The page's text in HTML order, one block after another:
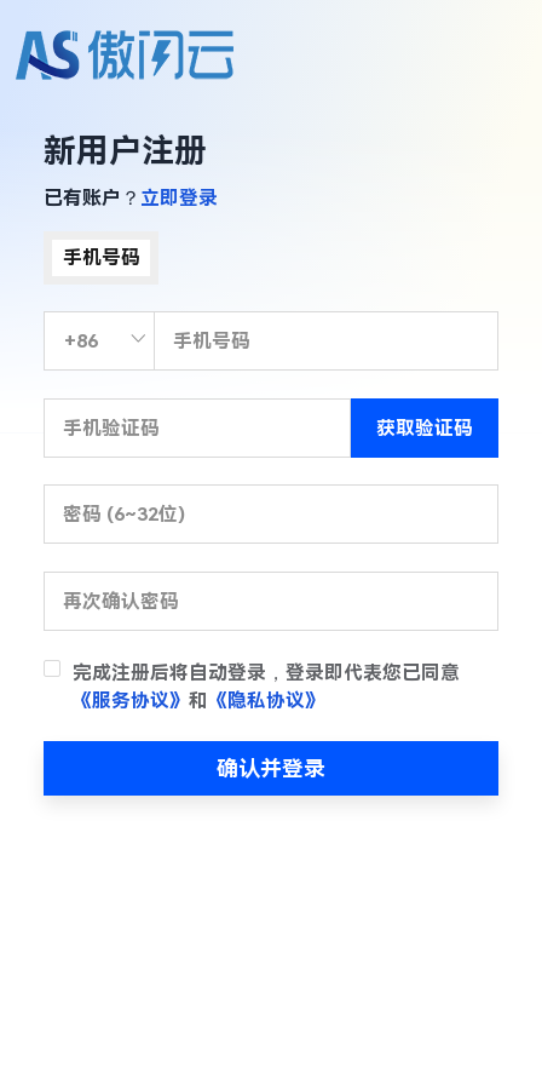
新用户注册
已有账户？ 立即登录
手机号码
获取验证码
完成注册后将自动登录，登录即代表您已同意
《服务协议》 和 《隐私协议》
确认并登录